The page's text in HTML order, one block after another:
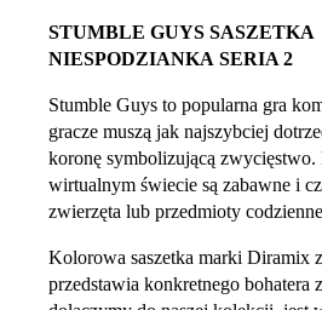
STUMBLE GUYS SASZETKA
NIESPODZIANKA SERIA 2
Stumble Guys to popularna gra
gracze muszą jak najszybciej
koronę symbolizującą zwycięstwo.
wirtualnym świecie są zabawne i
zwierzęta lub przedmioty
Kolorowa saszetka marki Diramix
przedstawia konkretnego bohatera